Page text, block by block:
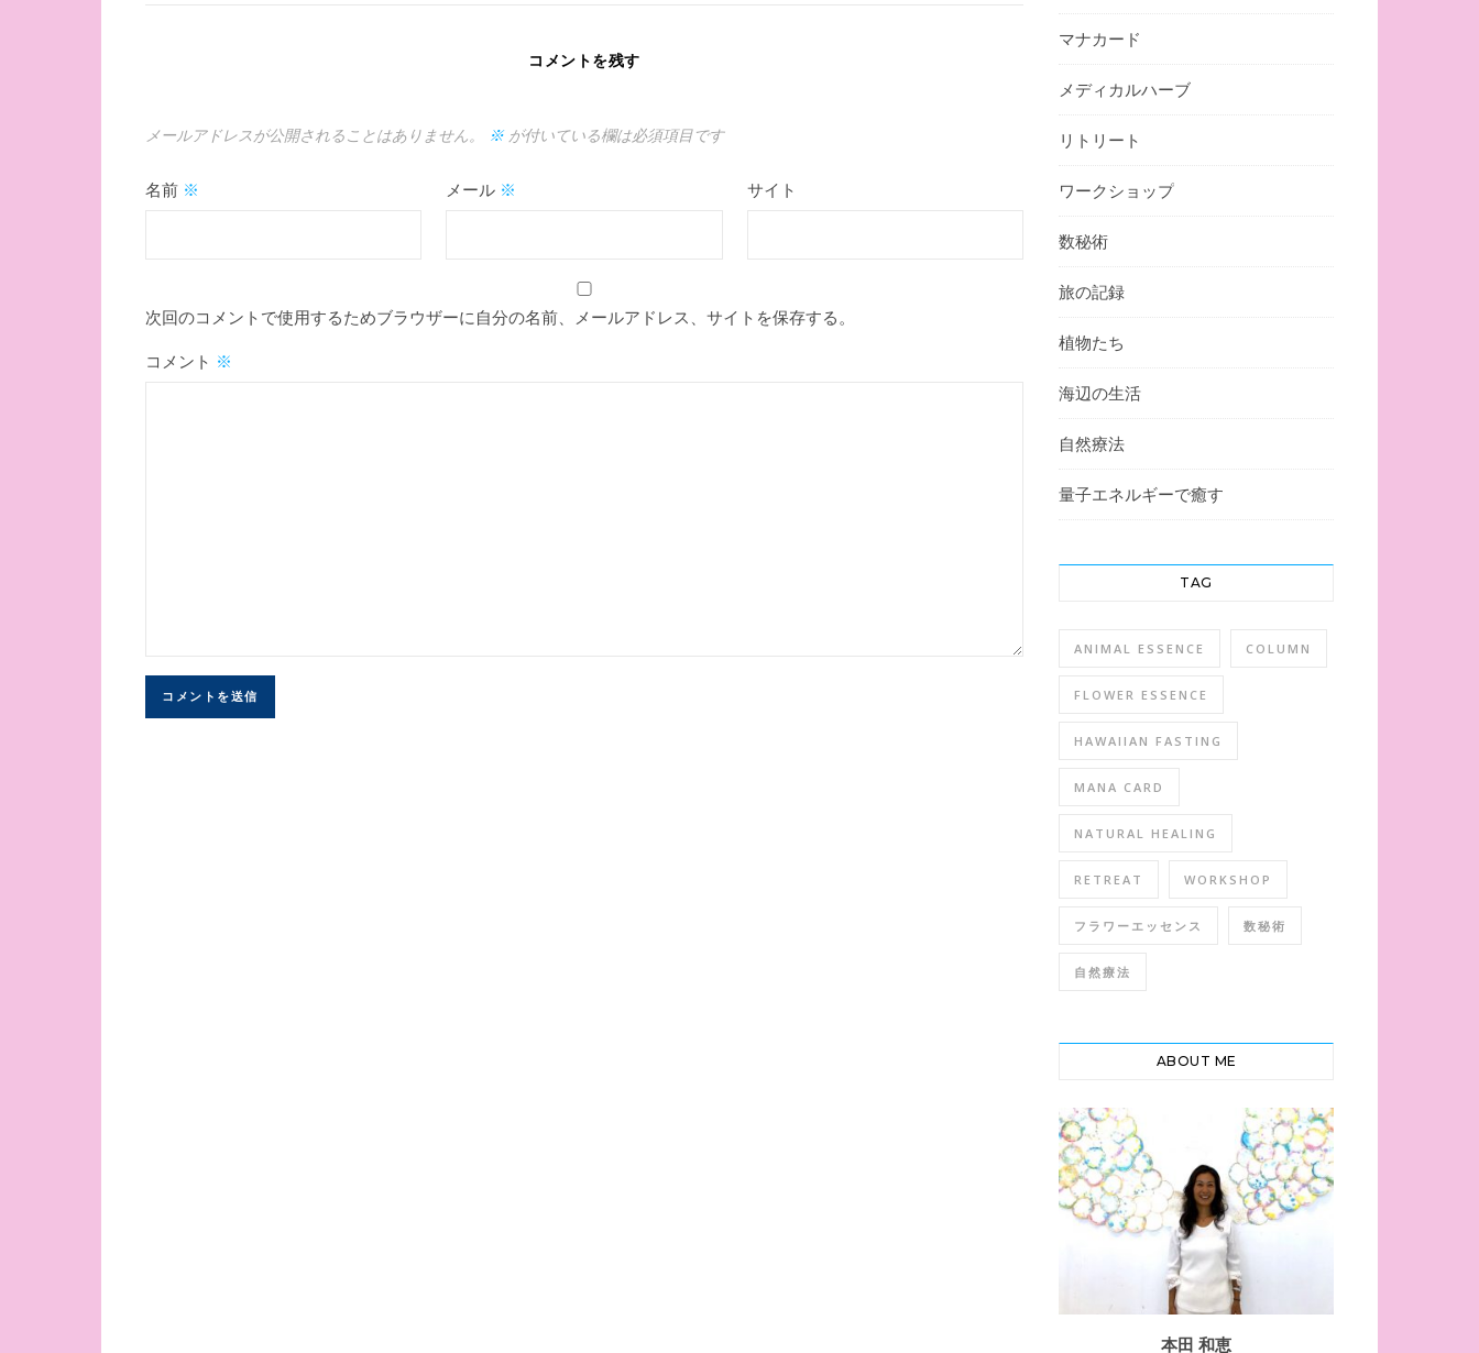
コメントを残す
メールアドレスが公開されることはありません。 ※が付いている欄は必須項目です
名前 ※ メール ※ サイト
次回のコメントで使用するためブラウザーに自分の名前、メールアドレス、サイトを保存する。
コメント ※
マナカード
メディカルハーブ
リトリート
ワークショップ
数秘術
旅の記録
植物たち
海辺の生活
自然療法
量子エネルギーで癒す
TAG
ANIMAL ESSENCE COLUMN
FLOWER ESSENCE
HAWAIIAN FASTING
MANA CARD
NATURAL HEALING
RETREAT WORKSHOP
フラワーエッセンス 数秘術
自然療法
ABOUT ME
本田 和恵